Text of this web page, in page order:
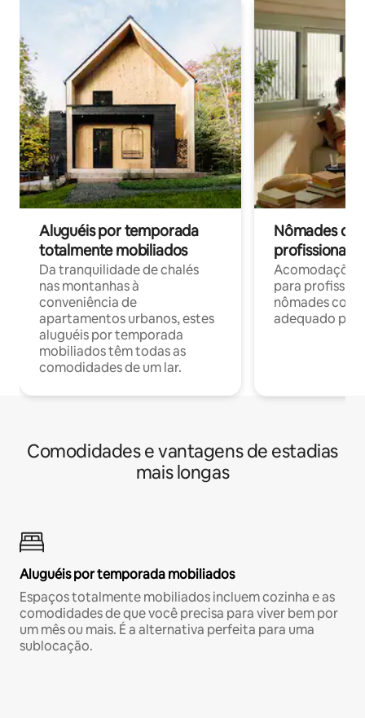
Aluguéis por temporada
totalmente mobiliados
Da tranquilidade de chalés
nas montanhas à
conveniência de
apartamentos urbanos, estes
aluguéis por temporada
mobiliados têm todas as
comodidades de um lar.
Nômades
profissionais
para
nômades com
adequado
Comodidades e vantagens de estadias
mais longas
Aluguéis por temporada mobiliados
Espaços totalmente mobiliados incluem cozinha e as
comodidades de que você precisa para viver bem por
um mês ou mais. É a alternativa perfeita para uma
sublocação.